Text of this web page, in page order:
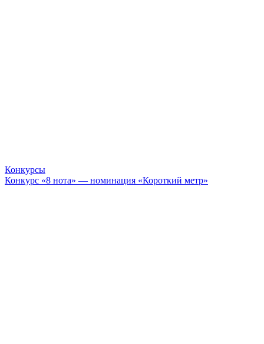
Конкурсы
Конкурс «8 нота» — номинация «Короткий метр»